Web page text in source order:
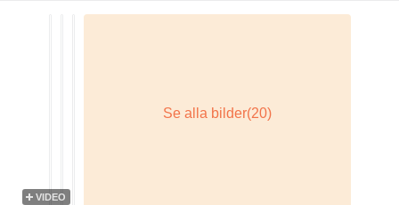
VIDEO